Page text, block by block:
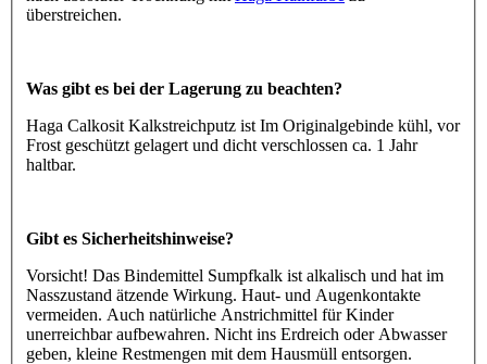
überstreichen.
Was gibt es bei der Lagerung zu beachten?
Haga Calkosit Kalkstreichputz ist Im Originalgebinde kühl, vor
Frost geschützt gelagert und dicht verschlossen ca. 1 Jahr
haltbar.
Gibt es Sicherheitshinweise?
Vorsicht! Das Bindemittel Sumpfkalk ist alkalisch und hat im
Nasszustand ätzende Wirkung. Haut- und Augenkontakte
vermeiden. Auch natürliche Anstrichmittel für Kinder
unerreichbar aufbewahren. Nicht ins Erdreich oder Abwasser
geben, kleine Restmengen mit dem Hausmüll entsorgen.